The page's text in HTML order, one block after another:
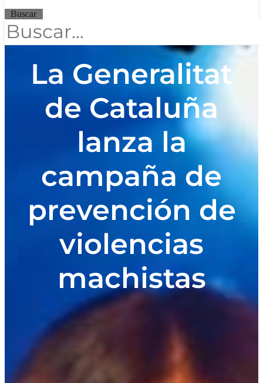
Buscar
La Generalitat
de Cataluña
lanza la
campaña de
prevención de
violencias
machistas